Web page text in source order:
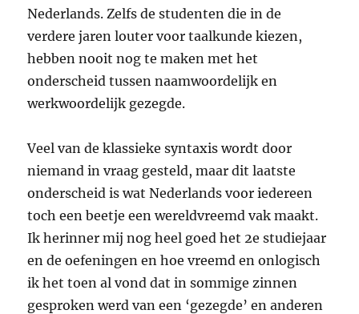
Nederlands. Zelfs de studenten die in de
verdere jaren louter voor taalkunde kiezen,
hebben nooit nog te maken met het
onderscheid tussen naamwoordelijk en
werkwoordelijk gezegde.
Veel van de klassieke syntaxis wordt door
niemand in vraag gesteld, maar dit laatste
onderscheid is wat Nederlands voor iedereen
toch een beetje een wereldvreemd vak maakt.
Ik herinner mij nog heel goed het 2e studiejaar
en de oefeningen en hoe vreemd en onlogisch
ik het toen al vond dat in sommige zinnen
gesproken werd van een ‘gezegde’ en anderen